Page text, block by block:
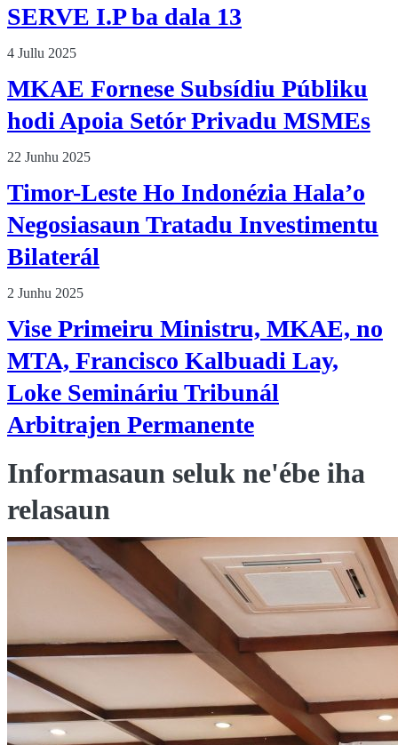
SERVE I.P ba dala 13
4 Jullu 2025
MKAE Fornese Subsídiu Públiku
hodi Apoia Setór Privadu MSMEs
22 Junhu 2025
Timor-Leste Ho Indonézia Hala’o
Negosiasaun Tratadu Investimentu
Bilaterál
2 Junhu 2025
Vise Primeiru Ministru, MKAE, no
MTA, Francisco Kalbuadi Lay,
Loke Semináriu Tribunál
Arbitrajen Permanente
Informasaun seluk ne'ébe iha
relasaun